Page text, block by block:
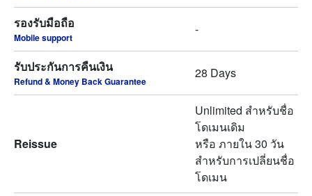
รองรับมือถือ
Mobile support
-
รับประกันการคืนเงิน
Refund & Money Back Guarantee
28 Days
Reissue
Unlimited สำหรับชื่อ
โดเมนเดิม
หรือ ภายใน 30 วัน
สำหรับการเปลี่ยนชื่อ
โดเมน